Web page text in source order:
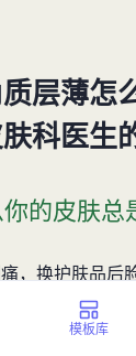
层薄怎
科医生
的皮肤总
，换护肤品后
问题可能都指
模板库